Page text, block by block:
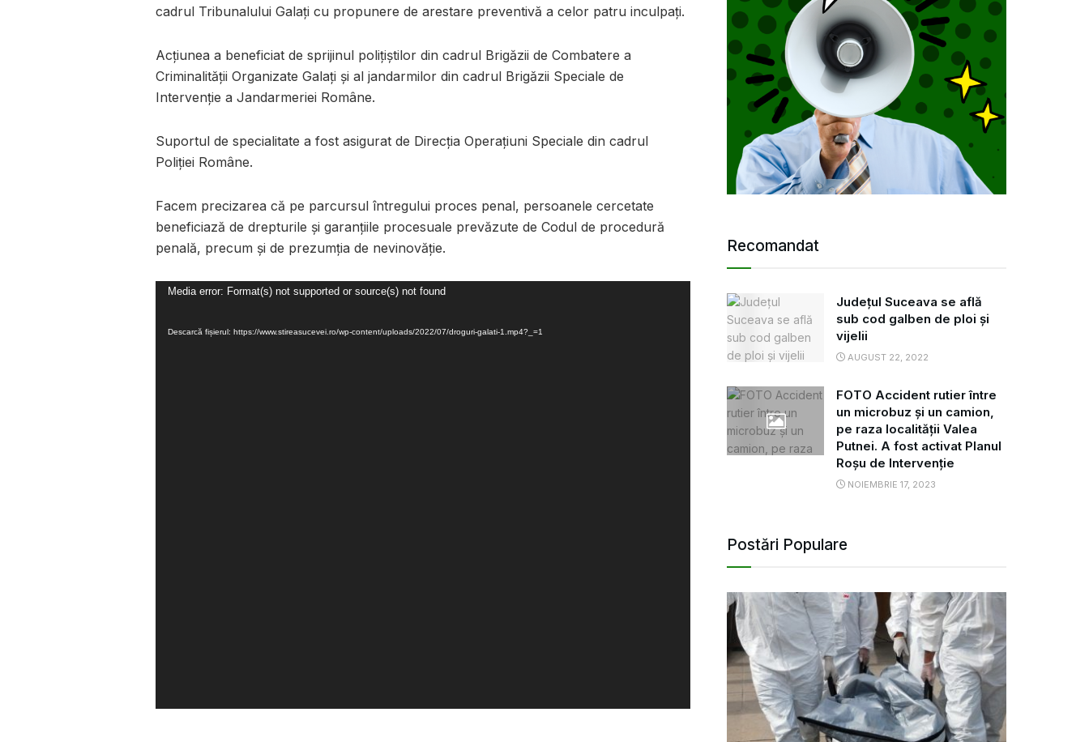
cadrul Tribunalului Galați cu propunere de arestare preventivă a celor patru inculpați.
Acțiunea a beneficiat de sprijinul polițiștilor din cadrul Brigăzii de Combatere a
Criminalității Organizate Galați și al jandarmilor din cadrul Brigăzii Speciale de
Intervenție a Jandarmeriei Române.
Suportul de specialitate a fost asigurat de Direcția Operațiuni Speciale din cadrul
Poliției Române.
Facem precizarea că pe parcursul întregului proces penal, persoanele cercetate
beneficiază de drepturile și garanțiile procesuale prevăzute de Codul de procedură
penală, precum și de prezumția de nevinovăție.
Player
Media error: Format(s) not supported or source(s) not found
Descarcă fișierul: https://www.stireasucevei.ro/wp-content/uploads/2022/07/droguri-galati-1.mp4?_=1
Recomandat
Județul Suceava se află
sub cod galben de ploi și
vijelii
AUGUST 22, 2022
FOTO Accident rutier între
un microbuz și un camion,
pe raza localității Valea
Putnei. A fost activat Planul
Roșu de Intervenție
NOIEMBRIE 17, 2023
Postări Populare